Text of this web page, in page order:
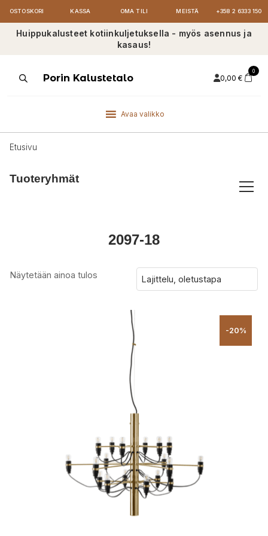
OSTOSKORI KASSA OMA TILI MEISTÄ +358 2 6333 150
Huippukalusteet kotiinkuljetuksella - myös asennus ja
kasaus!
ProductsPorin Kalustetalo 0,00 €
0
Avaa valikko
Etusivu
Tuoteryhmät
2097-18
Näytetään ainoa tulos
-20%